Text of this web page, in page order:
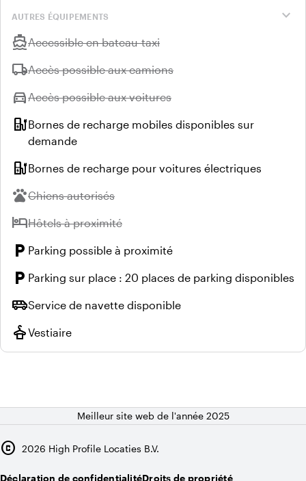
expand_more
AUTRES ÉQUIPEMENTS
directions_boatIndisponible :
Accessible en bateau-taxi
local_shippingIndisponible :
Accès possible aux camions
directions_carIndisponible :
Accès possible aux voitures
ev_stationBornes de recharge mobiles disponibles sur
demande
ev_stationBornes de recharge pour voitures électriques
petsIndisponible :
Chiens autorisés
hotelIndisponible :
Hôtels à proximité
local_parking Parking possible à proximité
local_parking Parking sur place : 20 places de parking disponibles
airport_shuttleService de navette disponible
stylerVestiaire
Meilleur site web de l'année 2025
copyright 2026 High Profile Locaties B.V.
Déclaration de confidentialitéDroits de propriété